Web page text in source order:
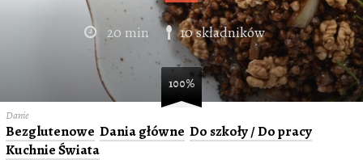
20 min 10 składników
100%
Danie
Bezglutenowe Dania główne Do szkoły / Do pracy
Kuchnie Świata